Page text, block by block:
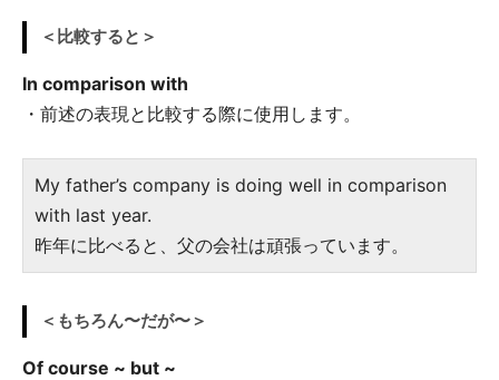
＜比較すると＞
In comparison with
・前述の表現と比較する際に使用します。
My father’s company is doing well in comparison
with last year.
昨年に比べると、父の会社は頑張っています。
＜もちろん〜だが〜＞
Of course ~ but ~